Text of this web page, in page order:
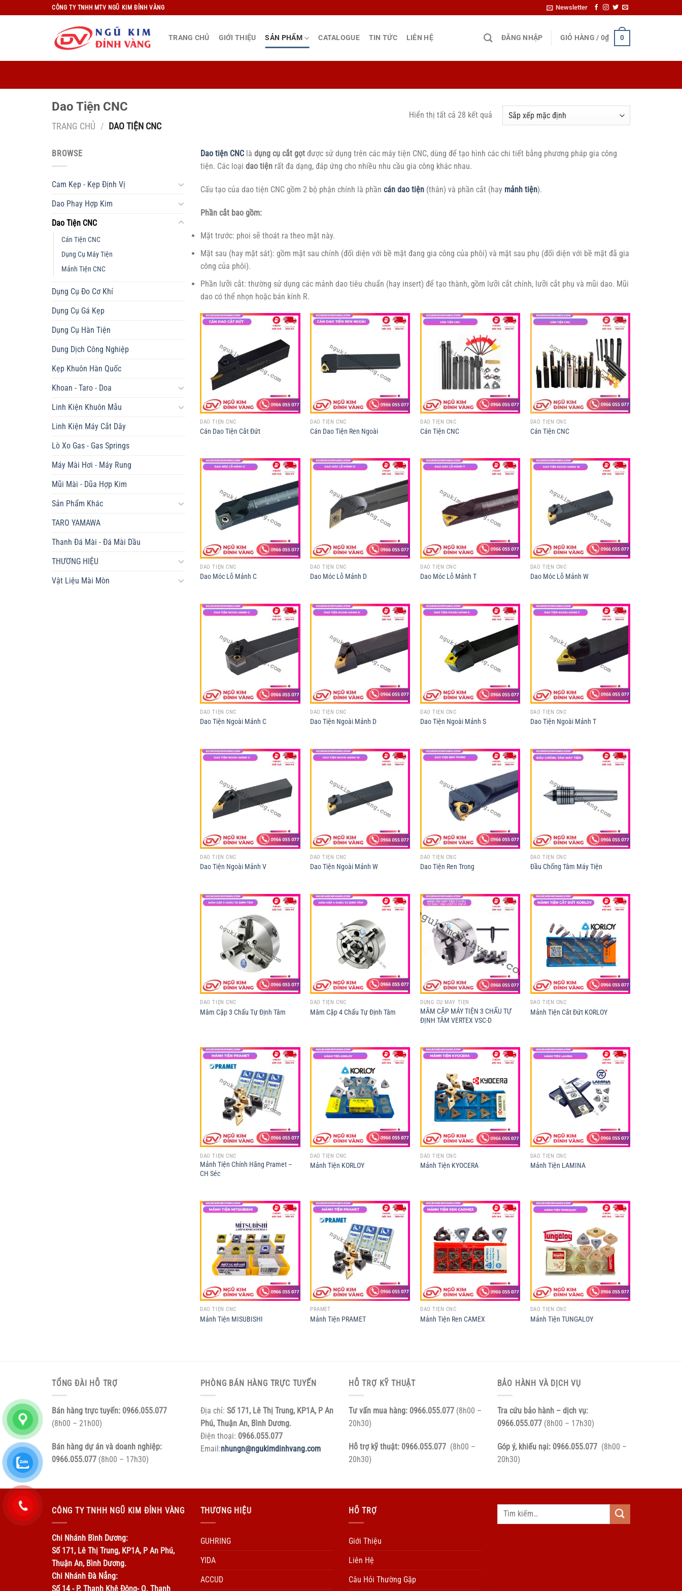
qua
CÔNG TY TNHH MTV NGŨ KIM ĐỈNH VÀNG Newsletter
TRANG CHỦ GIỚI THIỆU SẢN PHẨM CATALOGUE TIN TỨC LIÊN HỆ ĐĂNG NHẬP GIỎ HÀNG / 0₫ 0
Dao Tiện CNC
TRANG CHỦ / DAO TIỆN CNC
Hiển thị tất cả 28 kết quả
BROWSE
Cam Kẹp - Kẹp Định Vị
Dao Phay Hợp Kim
Dao Tiện CNC
Cán Tiện CNC
Dụng Cụ Máy Tiện
Mảnh Tiện CNC
Dụng Cụ Đo Cơ Khí
Dụng Cụ Gá Kẹp
Dụng Cụ Hàn Tiện
Dung Dịch Công Nghiệp
Kẹp Khuôn Hàn Quốc
Khoan - Taro - Doa
Linh Kiện Khuôn Mẫu
Linh Kiện Máy Cắt Dây
Lò Xo Gas - Gas Springs
Máy Mài Hơi - Máy Rung
Mũi Mài - Dũa Hợp Kim
Sản Phẩm Khác
TARO YAMAWA
Thanh Đá Mài - Đá Mài Dầu
THƯƠNG HIỆU
Vật Liệu Mài Mòn
Dao tiện CNClà dụng cụ cắt gọtđược sử dụng trên các máy tiện CNC, dùng để tạo hình các chi tiết bằng phương pháp gia công
tiện. Các loại dao tiệnrất đa dạng, đáp ứng cho nhiều nhu cầu gia công khác nhau.
Cấu tạo của dao tiện CNC gồm 2 bộ phận chính là phần cán dao tiện(thân) và phần cắt (hay mảnh tiện).
Phần cắt bao gồm:
Mặt trước: phoi sẽ thoát ra theo mặt này.
Mặt sau (hay mặt sát): gồm mặt sau chính (đối diện với bề mặt đang gia công của phôi) và mặt sau phụ (đối diện với bề mặt đã gia
công của phôi).
Phần lưỡi cắt: thường sử dụng các mảnh dao tiêu chuẩn (hay insert) để tạo thành, gồm lưỡi cắt chính, lưỡi cắt phụ và mũi dao. Mũi
dao có thể nhọn hoặc bán kính R.
DAO TIỆN CNC
Cán Dao Tiện Cắt Đứt
DAO TIỆN CNC
Cán Dao Tiện Ren Ngoài
DAO TIỆN CNC
Cán Tiện CNC
DAO TIỆN CNC
Cán Tiện CNC
DAO TIỆN CNC
Dao Móc Lỗ Mảnh C
DAO TIỆN CNC
Dao Móc Lỗ Mảnh D
DAO TIỆN CNC
Dao Móc Lỗ Mảnh T
DAO TIỆN CNC
Dao Móc Lỗ Mảnh W
DAO TIỆN CNC
Dao Tiện Ngoài Mảnh C
DAO TIỆN CNC
Dao Tiện Ngoài Mảnh D
DAO TIỆN CNC
Dao Tiện Ngoài Mảnh S
DAO TIỆN CNC
Dao Tiện Ngoài Mảnh T
DAO TIỆN CNC
Dao Tiện Ngoài Mảnh V
DAO TIỆN CNC
Dao Tiện Ngoài Mảnh W
DAO TIỆN CNC
Dao Tiện Ren Trong
DAO TIỆN CNC
Đầu Chống Tâm Máy Tiện
DAO TIỆN CNC
Mâm Cặp 3 Chấu Tự Định Tâm
DAO TIỆN CNC
Mâm Cặp 4 Chấu Tự Định Tâm
DỤNG CỤ MÁY TIỆN
MÂM CẶP MÁY TIỆN 3 CHẤU TỰ
ĐỊNH TÂM VERTEX VSC-D
DAO TIỆN CNC
Mảnh Tiện Cắt Đứt KORLOY
DAO TIỆN CNC
Mảnh Tiện Chính Hãng Pramet –
CH Séc
DAO TIỆN CNC
Mảnh Tiện KORLOY
DAO TIỆN CNC
Mảnh Tiện KYOCERA
DAO TIỆN CNC
Mảnh Tiện LAMINA
DAO TIỆN CNC
Mảnh Tiện MISUBISHI
PRAMET
Mảnh Tiện PRAMET
DAO TIỆN CNC
Mảnh Tiện Ren CAMEX
DAO TIỆN CNC
Mảnh Tiện TUNGALOY
TỔNG ĐÀI HỖ TRỢ
Bán hàng trực tuyến: 0966.055.077
(8h00 – 21h00)
Bán hàng dự án và doanh nghiệp:
0966.055.077 (8h00 – 17h30)
PHÒNG BÁN HÀNG TRỰC TUYẾN
Địa chỉ: Số 171, Lê Thị Trung, KP1A, P An
Phú, Thuận An, Bình Dương.
Điện thoại: 0966.055.077
Email:nhungn@ngukimdinhvang.com
HỖ TRỢ KỸ THUẬT
Tư vấn mua hàng: 0966.055.077 (8h00 –
20h30)
Hỗ trợ kỹ thuật: 0966.055.077 (8h00 –
20h30)
BẢO HÀNH VÀ DỊCH VỤ
Tra cứu bảo hành – dịch vụ:
0966.055.077(8h00 – 17h30)
Góp ý, khiếu nại: 0966.055.077 (8h00 –
20h30)
CÔNG TY TNHH NGŨ KIM ĐỈNH VÀNG
Chi Nhánh Bình Dương:
Số 171, Lê Thị Trung, KP1A, P An Phú,
Thuận An, Bình Dương.
Chi Nhánh Đà Nẳng:
Số 14 - P. Thanh Khê Đông- Q. Thanh
THƯƠNG HIỆU
GUHRING
YIDA
ACCUD
HÕ TRỢ
Giới Thiệu
Liên Hệ
Câu Hỏi Thường Gặp